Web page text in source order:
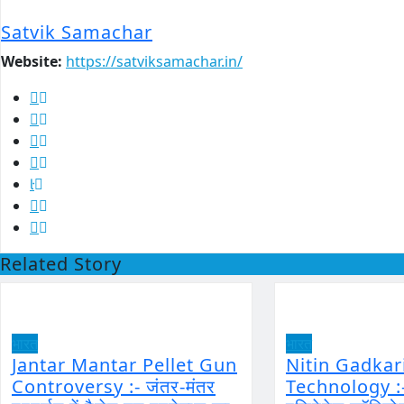
Satvik Samachar
Website: https://satviksamachar.in/
Related Story
Jantar Mantar Pellet Gun
Controversy :- जंतर-मंतर
Nitin
Technology